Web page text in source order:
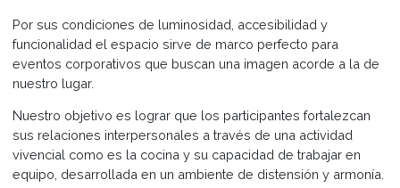
públicas y culturales. Nuestras instalaciones combinan el
encanto y el confort de los locales de última generación
más innovadora tecnología en Gastronomía.
Por sus condiciones de luminosidad, accesibilidad y
funcionalidad el espacio sirve de marco perfecto para
eventos corporativos que buscan una imagen acorde a
nuestro lugar.